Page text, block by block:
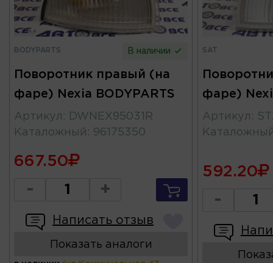
BODYPARTS В наличии
Поворотник правый (на
фаре) Nexia BODYPARTS
Артикул :
DWNEX95031R
Каталожный : 96175350
667.50
- +
Написать отзыв
Показать аналоги
SAT
фаре)
Артикул :
592.20
-